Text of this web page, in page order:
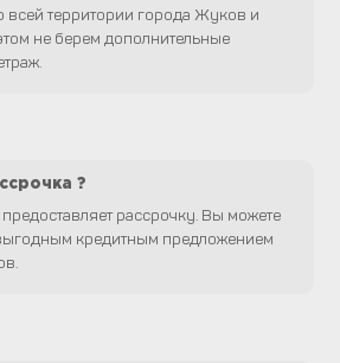
всей территории города Жуков и
не берем дополнительные
?
рассрочку. Вы можете
кредитным предложением